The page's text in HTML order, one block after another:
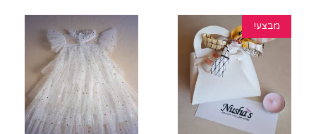
מבצע!